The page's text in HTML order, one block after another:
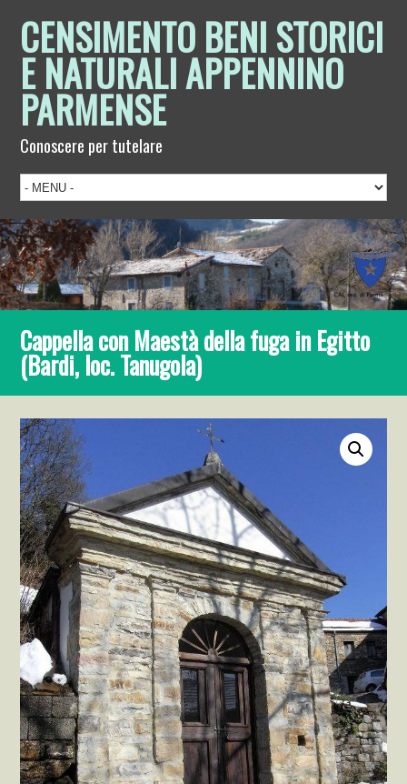
CENSIMENTO BENI STORICI
E NATURALI APPENNINO
PARMENSE
Conoscere per tutelare
Cappella con Maestà della fuga in Egitto
(Bardi, loc. Tanugola)